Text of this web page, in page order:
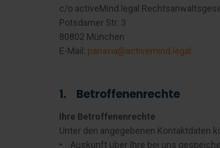
c/o activeMind.legal
Potsdamer Str. 3
80802 München
E-Mail: panavia@activemind.legal
1. Betroffenenrechte
Ihre Betroffenenrechte
Unter den angegebenen Kontaktdaten
• Auskunft über Ihre bei uns